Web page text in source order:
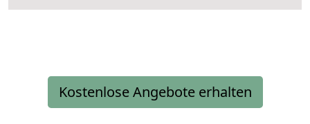
Kostenlose Angebote erhalten